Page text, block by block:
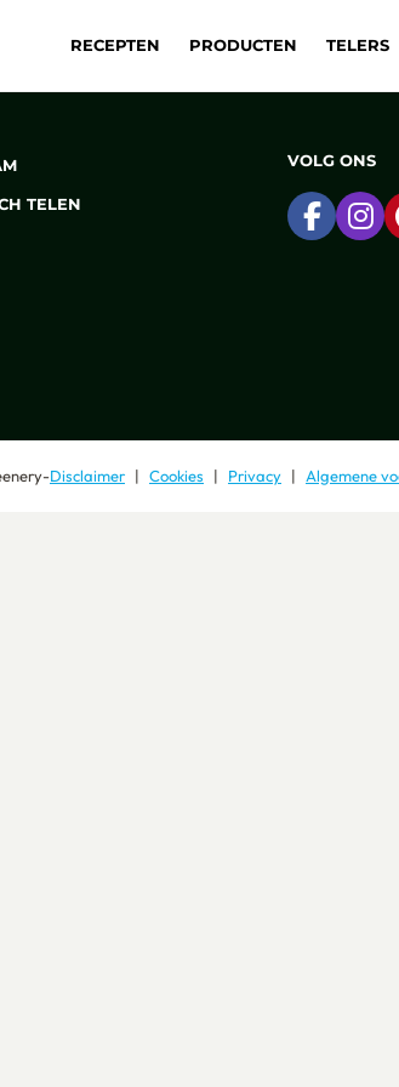
RECEPTEN PRODUCTEN TELERS
TELEN
VOLG ONS
Ga
-Disclaimer Cookies Privacy Algemene